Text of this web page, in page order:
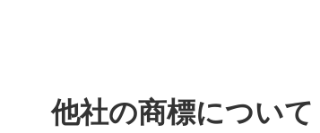
他社の商標について